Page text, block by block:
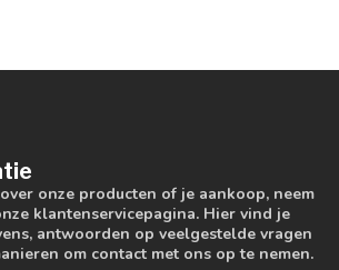
onze producten of je aankoop, neem
klantenservicepagina. Hier vind je
antwoorden op veelgestelde vragen
om contact met ons op te nemen.